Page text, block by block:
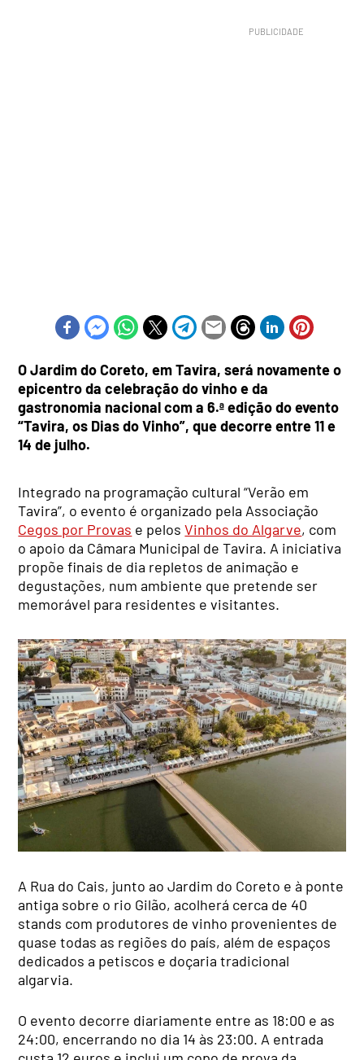
O Jardim do Coreto, em Tavira, será novamente o
epicentro da celebração do vinho e da
gastronomia nacional com a 6.ª edição do evento
“Tavira, os Dias do Vinho”, que decorre entre 11 e
14 de julho.
Integrado na programação cultural “Verão em
Tavira”, o evento é organizado pela Associação
Cegos por Provas e pelosVinhos do Algarve, com
o apoio da Câmara Municipal de Tavira. A iniciativa
propõe finais de dia repletos de animação e
degustações, num ambiente que pretende ser
memorável para residentes e visitantes.
A Rua do Cais, junto ao Jardim do Coreto e à ponte
antiga sobre o rio Gilão, acolherá cerca de 40
stands com produtores de vinho provenientes de
quase todas as regiões do país, além de espaços
dedicados a petiscos e doçaria tradicional
algarvia.
O evento decorre diariamente entre as 18:00 e as
24:00, encerrando no dia 14 às 23:00. A entrada